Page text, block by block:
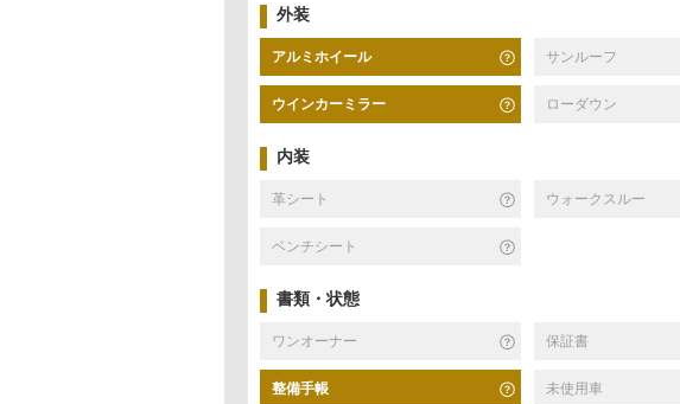
外装
アルミホイール サンルーフ
ウインカーミラー ローダウン
内装
革シート ウォークスルー
ベンチシート
書類・状態
ワンオーナー 保証書
整備手帳 未使用車